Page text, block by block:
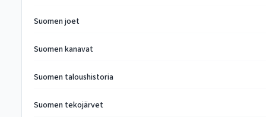
Suomen joet
Suomen kanavat
Suomen taloushistoria
Suomen tekojärvet